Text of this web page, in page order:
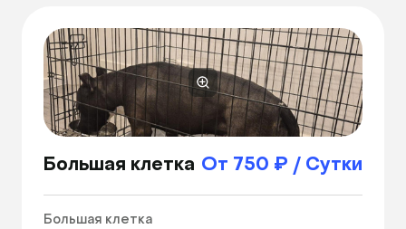
Большая клетка От 750 ₽ / Сутки
Большая клетка